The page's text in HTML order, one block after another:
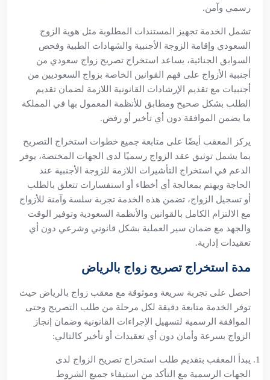
رسمي وآمن.
تشمل الخدمة تجهيز المستندات المطلوبة مثل هوية الزوج
السعودي وإقامة الزوجة الأجنبية والشهادات الطبية وفحص
السوابق الجنائية، يساعد استخراج تصريح زواج سعودي من
أجنبية الأزواج على فهم القوانين الخاصة بزواج السعوديين من
أجنبيات مع تقديم الإرشادات القانونية اللازمة لضمان تقديم
الطلب بشكل صحيح ومطابق للأنظمة المعمول بها في المملكة
ما يضمن الموافقة دون أي تأخير أو رفض.
يركز المعقب أيضًا على متابعة جميع خطوات استخراج التصريح
بما يشمل توثيق عقد الزواج رسميًا لدى الجهات المختصة، يوفر
الدعم في استخراج التأشيرات اللازمة للزوجة الأجنبية عند
الحاجة ويهتم بمعالجة أي أخطاء أو استفسارات تتعلق بالطلب
أو تسجيل الزواج، تضمن هذه الخدمة تجربة سلسة وآمنة للأزواج
مع الالتزام الكامل بالقوانين والأنظمة السعودية وتوفير الوقت
والجهد مع ضمان سير العملية بشكل قانوني وشرعي دون أي
تعقيدات إدارية.
مدة استخراج تصريح زواج بالرياض
احصل على تجربة سريعة وموثوقة مع معقب زواج بالرياض حيث
توفر الخدمة متابعة دقيقة لكل مرحلة من طلب التصريح وحتى
الموافقة الرسمية لتسهيل الإجراءات القانونية وضمان إنجاز
الزواج بسرعة وأمان دون أي تعقيدات أو تأخير كالتالي:
يبدأ المعقب بتقديم طلب استخراج تصريح الزواج لدى
الجهات الرسمية مع التأكد من استيفاء جميع الشروط